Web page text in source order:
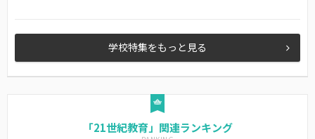
学校特集をもっと見る
「21世紀教育」関連ランキング